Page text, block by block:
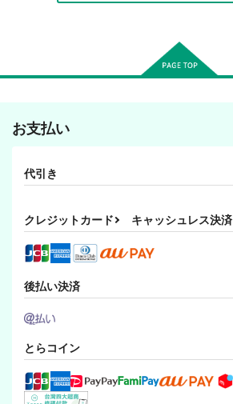
お支払い
代引き
クレジットカード キャッシュレス決済
後払い決済
とらコイン